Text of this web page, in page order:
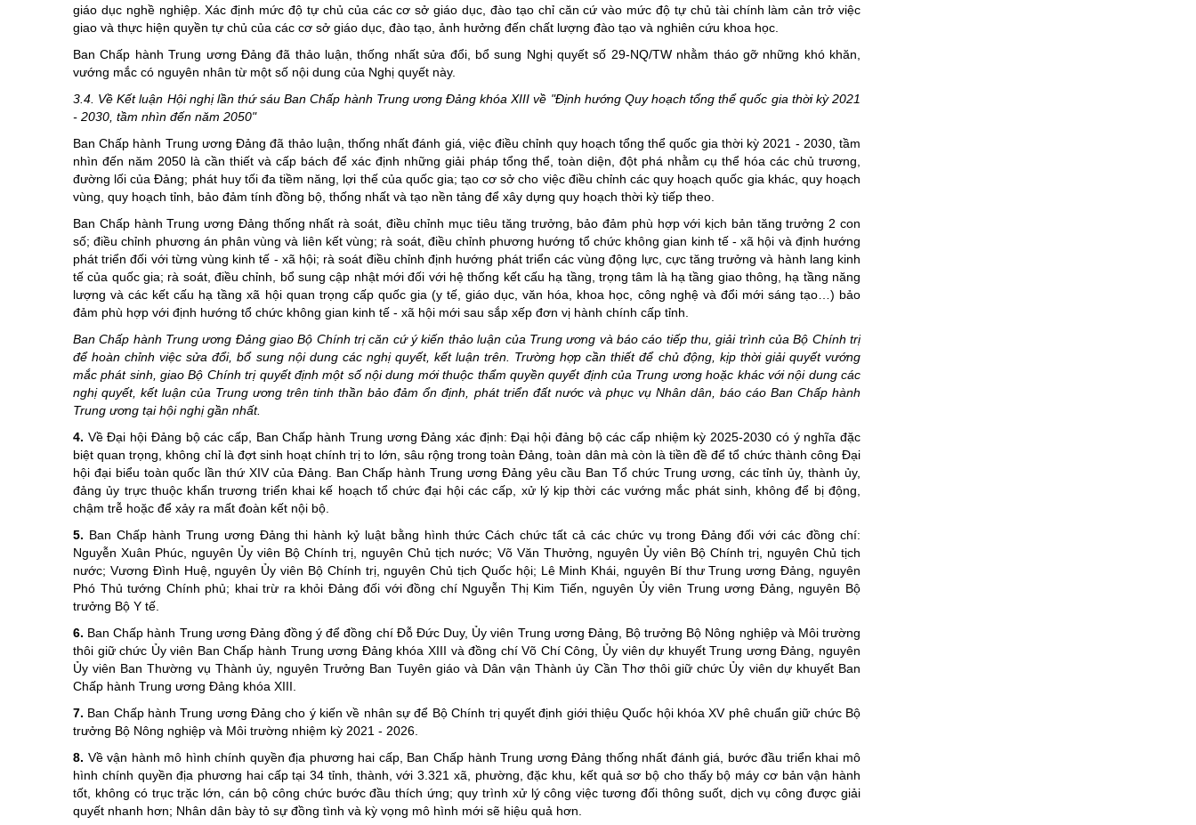
giáo dục nghề nghiệp. Xác định mức độ tự chủ của các cơ sở giáo dục, đào tạo chỉ căn cứ vào mức độ tự chủ tài chính làm cản trở việc
giao và thực hiện quyền tự chủ của các cơ sở giáo dục, đào tạo, ảnh hưởng đến chất lượng đào tạo và nghiên cứu khoa học.
Ban Chấp hành Trung ương Đảng đã thảo luận, thống nhất sửa đổi, bổ sung Nghị quyết số 29-NQ/TW nhằm tháo gỡ những khó khăn,
vướng mắc có nguyên nhân từ một số nội dung của Nghị quyết này.
3.4. Về Kết luận Hội nghị lần thứ sáu Ban Chấp hành Trung ương Đảng khóa XIII về "Định hướng Quy hoạch tổng thể quốc gia thời kỳ 2021
- 2030, tầm nhìn đến năm 2050"
Ban Chấp hành Trung ương Đảng đã thảo luận, thống nhất đánh giá, việc điều chỉnh quy hoạch tổng thể quốc gia thời kỳ 2021 - 2030, tầm
nhìn đến năm 2050 là cần thiết và cấp bách để xác định những giải pháp tổng thể, toàn diện, đột phá nhằm cụ thể hóa các chủ trương,
đường lối của Đảng; phát huy tối đa tiềm năng, lợi thế của quốc gia; tạo cơ sở cho việc điều chỉnh các quy hoạch quốc gia khác, quy hoạch
vùng, quy hoạch tỉnh, bảo đảm tính đồng bộ, thống nhất và tạo nền tảng để xây dựng quy hoạch thời kỳ tiếp theo.
Ban Chấp hành Trung ương Đảng thống nhất rà soát, điều chỉnh mục tiêu tăng trưởng, bảo đảm phù hợp với kịch bản tăng trưởng 2 con
số; điều chỉnh phương án phân vùng và liên kết vùng; rà soát, điều chỉnh phương hướng tổ chức không gian kinh tế - xã hội và định hướng
phát triển đối với từng vùng kinh tế - xã hội; rà soát điều chỉnh định hướng phát triển các vùng động lực, cực tăng trưởng và hành lang kinh
tế của quốc gia; rà soát, điều chỉnh, bổ sung cập nhật mới đối với hệ thống kết cấu hạ tầng, trọng tâm là hạ tầng giao thông, hạ tầng năng
lượng và các kết cấu hạ tầng xã hội quan trọng cấp quốc gia (y tế, giáo dục, văn hóa, khoa học, công nghệ và đổi mới sáng tạo…) bảo
đảm phù hợp với định hướng tổ chức không gian kinh tế - xã hội mới sau sắp xếp đơn vị hành chính cấp tỉnh.
Ban Chấp hành Trung ương Đảng giao Bộ Chính trị căn cứ ý kiến thảo luận của Trung ương và báo cáo tiếp thu, giải trình của Bộ Chính trị
để hoàn chỉnh việc sửa đổi, bổ sung nội dung các nghị quyết, kết luận trên. Trường hợp cần thiết để chủ động, kịp thời giải quyết vướng
mắc phát sinh, giao Bộ Chính trị quyết định một số nội dung mới thuộc thẩm quyền quyết định của Trung ương hoặc khác với nội dung các
nghị quyết, kết luận của Trung ương trên tinh thần bảo đảm ổn định, phát triển đất nước và phục vụ Nhân dân, báo cáo Ban Chấp hành
Trung ương tại hội nghị gần nhất.
4. Về Đại hội Đảng bộ các cấp, Ban Chấp hành Trung ương Đảng xác định: Đại hội đảng bộ các cấp nhiệm kỳ 2025-2030 có ý nghĩa đặc
biệt quan trọng, không chỉ là đợt sinh hoạt chính trị to lớn, sâu rộng trong toàn Đảng, toàn dân mà còn là tiền đề để tổ chức thành công Đại
hội đại biểu toàn quốc lần thứ XIV của Đảng. Ban Chấp hành Trung ương Đảng yêu cầu Ban Tổ chức Trung ương, các tỉnh ủy, thành ủy,
đảng ủy trực thuộc khẩn trương triển khai kế hoạch tổ chức đại hội các cấp, xử lý kịp thời các vướng mắc phát sinh, không để bị động,
chậm trễ hoặc để xảy ra mất đoàn kết nội bộ.
5. Ban Chấp hành Trung ương Đảng thi hành kỷ luật bằng hình thức Cách chức tất cả các chức vụ trong Đảng đối với các đồng chí:
Nguyễn Xuân Phúc, nguyên Ủy viên Bộ Chính trị, nguyên Chủ tịch nước; Võ Văn Thưởng, nguyên Ủy viên Bộ Chính trị, nguyên Chủ tịch
nước; Vương Đình Huệ, nguyên Ủy viên Bộ Chính trị, nguyên Chủ tịch Quốc hội; Lê Minh Khái, nguyên Bí thư Trung ương Đảng, nguyên
Phó Thủ tướng Chính phủ; khai trừ ra khỏi Đảng đối với đồng chí Nguyễn Thị Kim Tiến, nguyên Ủy viên Trung ương Đảng, nguyên Bộ
trưởng Bộ Y tế.
6. Ban Chấp hành Trung ương Đảng đồng ý để đồng chí Đỗ Đức Duy, Ủy viên Trung ương Đảng, Bộ trưởng Bộ Nông nghiệp và Môi trường
thôi giữ chức Ủy viên Ban Chấp hành Trung ương Đảng khóa XIII và đồng chí Võ Chí Công, Ủy viên dự khuyết Trung ương Đảng, nguyên
Ủy viên Ban Thường vụ Thành ủy, nguyên Trưởng Ban Tuyên giáo và Dân vận Thành ủy Cần Thơ thôi giữ chức Ủy viên dự khuyết Ban
Chấp hành Trung ương Đảng khóa XIII.
7. Ban Chấp hành Trung ương Đảng cho ý kiến về nhân sự để Bộ Chính trị quyết định giới thiệu Quốc hội khóa XV phê chuẩn giữ chức Bộ
trưởng Bộ Nông nghiệp và Môi trường nhiệm kỳ 2021 - 2026.
8. Về vận hành mô hình chính quyền địa phương hai cấp, Ban Chấp hành Trung ương Đảng thống nhất đánh giá, bước đầu triển khai mô
hình chính quyền địa phương hai cấp tại 34 tỉnh, thành, với 3.321 xã, phường, đặc khu, kết quả sơ bộ cho thấy bộ máy cơ bản vận hành
tốt, không có trục trặc lớn, cán bộ công chức bước đầu thích ứng; quy trình xử lý công việc tương đối thông suốt, dịch vụ công được giải
quyết nhanh hơn; Nhân dân bày tỏ sự đồng tình và kỳ vọng mô hình mới sẽ hiệu quả hơn.